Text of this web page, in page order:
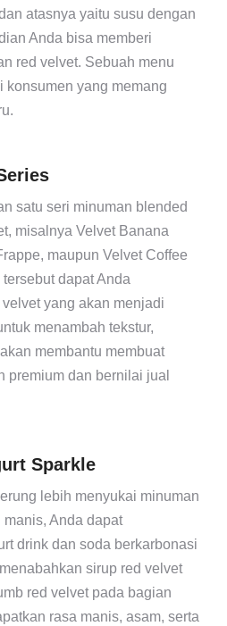
atasnya yaitu susu dengan
Anda bisa memberi
red velvet. Sebuah menu
konsumen yang memang
satu seri minuman blended
misalnya Velvet Banana
maupun Velvet Coffee
dapat Anda
yang akan menjadi
menambah tekstur,
membantu membuat
premium dan bernilai jual
Sparkle
lebih menyukai minuman
Anda dapat
drink dan soda berkarbonasi
sirup red velvet
red velvet pada bagian
rasa manis, asam, serta